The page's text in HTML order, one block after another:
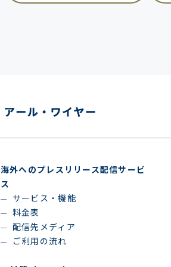
海外へのプレスリリース配信サービ
ス
サービス・機能
料金表
配信先メディア
ご利用の流れ